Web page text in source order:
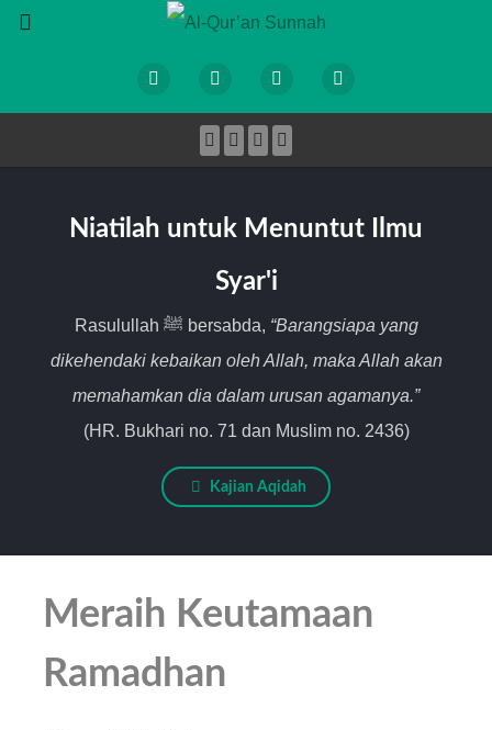
Niatilah untuk Menuntut Ilmu
Syar'i
Rasulullah ﷺ bersabda, “Barangsiapa yang
dikehendaki kebaikan oleh Allah, maka Allah akan
memahamkan dia dalam urusan agamanya.”
(HR. Bukhari no. 71 dan Muslim no. 2436)
Kajian Aqidah
Meraih Keutamaan
Ramadhan